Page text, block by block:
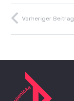
Vorheriger Beitrag